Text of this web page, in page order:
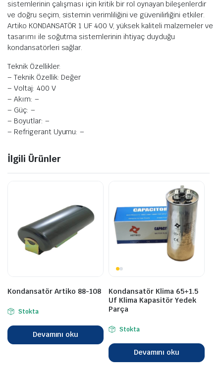
sistemlerinin çalışması için kritik bir rol oynayan bileşenlerdir
ve doğru seçim, sistemin verimliliğini ve güvenilirliğini etkiler.
Artiko KONDANSATÖR 1 UF 400 V, yüksek kaliteli malzemeler ve
tasarımı ile soğutma sistemlerinin ihtiyaç duyduğu
kondansatörleri sağlar.
Teknik Özellikler:
– Teknik Özellik: Değer
– Voltaj: 400 V
– Akım: –
– Güç: –
– Boyutlar: –
– Refrigerant Uyumu: –
İlgili Ürünler
Kondansatör Artiko 88-108
Stokta
Devamını oku
Kondansatör Klima 65+1.5
Uf Klima Kapasitör Yedek
Parça
Stokta
Devamını oku